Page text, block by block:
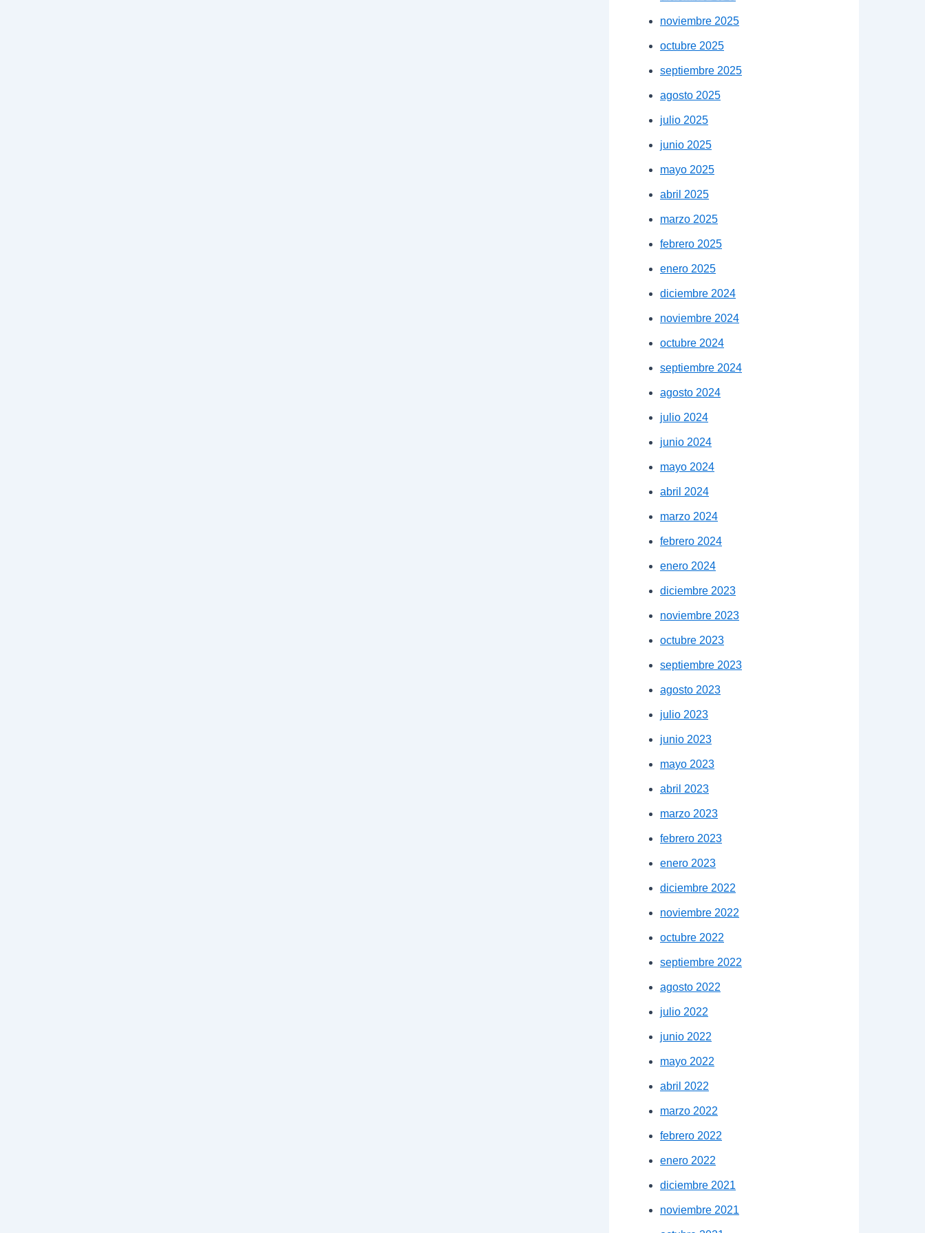
noviembre 2025
octubre 2025
septiembre 2025
agosto 2025
julio 2025
junio 2025
mayo 2025
abril 2025
marzo 2025
febrero 2025
enero 2025
diciembre 2024
noviembre 2024
octubre 2024
septiembre 2024
agosto 2024
julio 2024
junio 2024
mayo 2024
abril 2024
marzo 2024
febrero 2024
enero 2024
diciembre 2023
noviembre 2023
octubre 2023
septiembre 2023
agosto 2023
julio 2023
junio 2023
mayo 2023
abril 2023
marzo 2023
febrero 2023
enero 2023
diciembre 2022
noviembre 2022
octubre 2022
septiembre 2022
agosto 2022
julio 2022
junio 2022
mayo 2022
abril 2022
marzo 2022
febrero 2022
enero 2022
diciembre 2021
noviembre 2021